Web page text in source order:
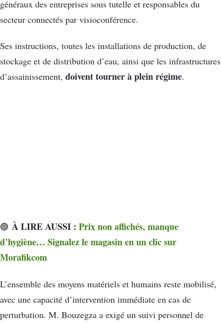
généraux des entreprises sous tutelle et responsables du
secteur connectés par visioconférence.
Ses instructions, toutes les installations de production, de
stockage et de distribution d’eau, ainsi que les infrastructures
d’assainissement, doivent tourner à plein régime.
🟢 À LIRE AUSSI : Prix non affichés, manque
d’hygiène… Signalez le magasin en un clic sur
Morafikcom
L’ensemble des moyens matériels et humains reste mobilisé,
avec une capacité d’intervention immédiate en cas de
perturbation. M. Bouzegza a exigé un suivi personnel de